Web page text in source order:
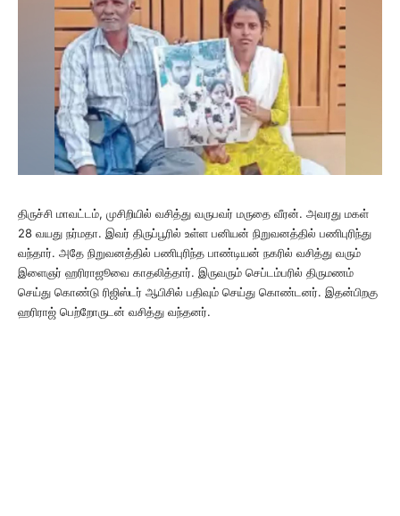
திருச்சி மாவட்டம், முசிறியில் வசித்து வருபவர் மருதை வீரன். அவரது மகள்
28 வயது நர்மதா. இவர் திருப்பூரில் உள்ள பனியன் நிறுவனத்தில் பணிபுரிந்து
வந்தார். அதே நிறுவனத்தில் பணிபுரிந்த பாண்டியன் நகரில் வசித்து வரும்
இளைஞர் ஹரிராஜூவை காதலித்தார். இருவரும் செப்டம்பரில் திருமணம்
செய்து கொண்டு ரிஜிஸ்டர் ஆபிசில் பதிவும் செய்து கொண்டனர். இதன்பிறகு
ஹரிராஜ் பெற்றோருடன் வசித்து வந்தனர்.